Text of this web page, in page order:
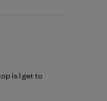
is I get to